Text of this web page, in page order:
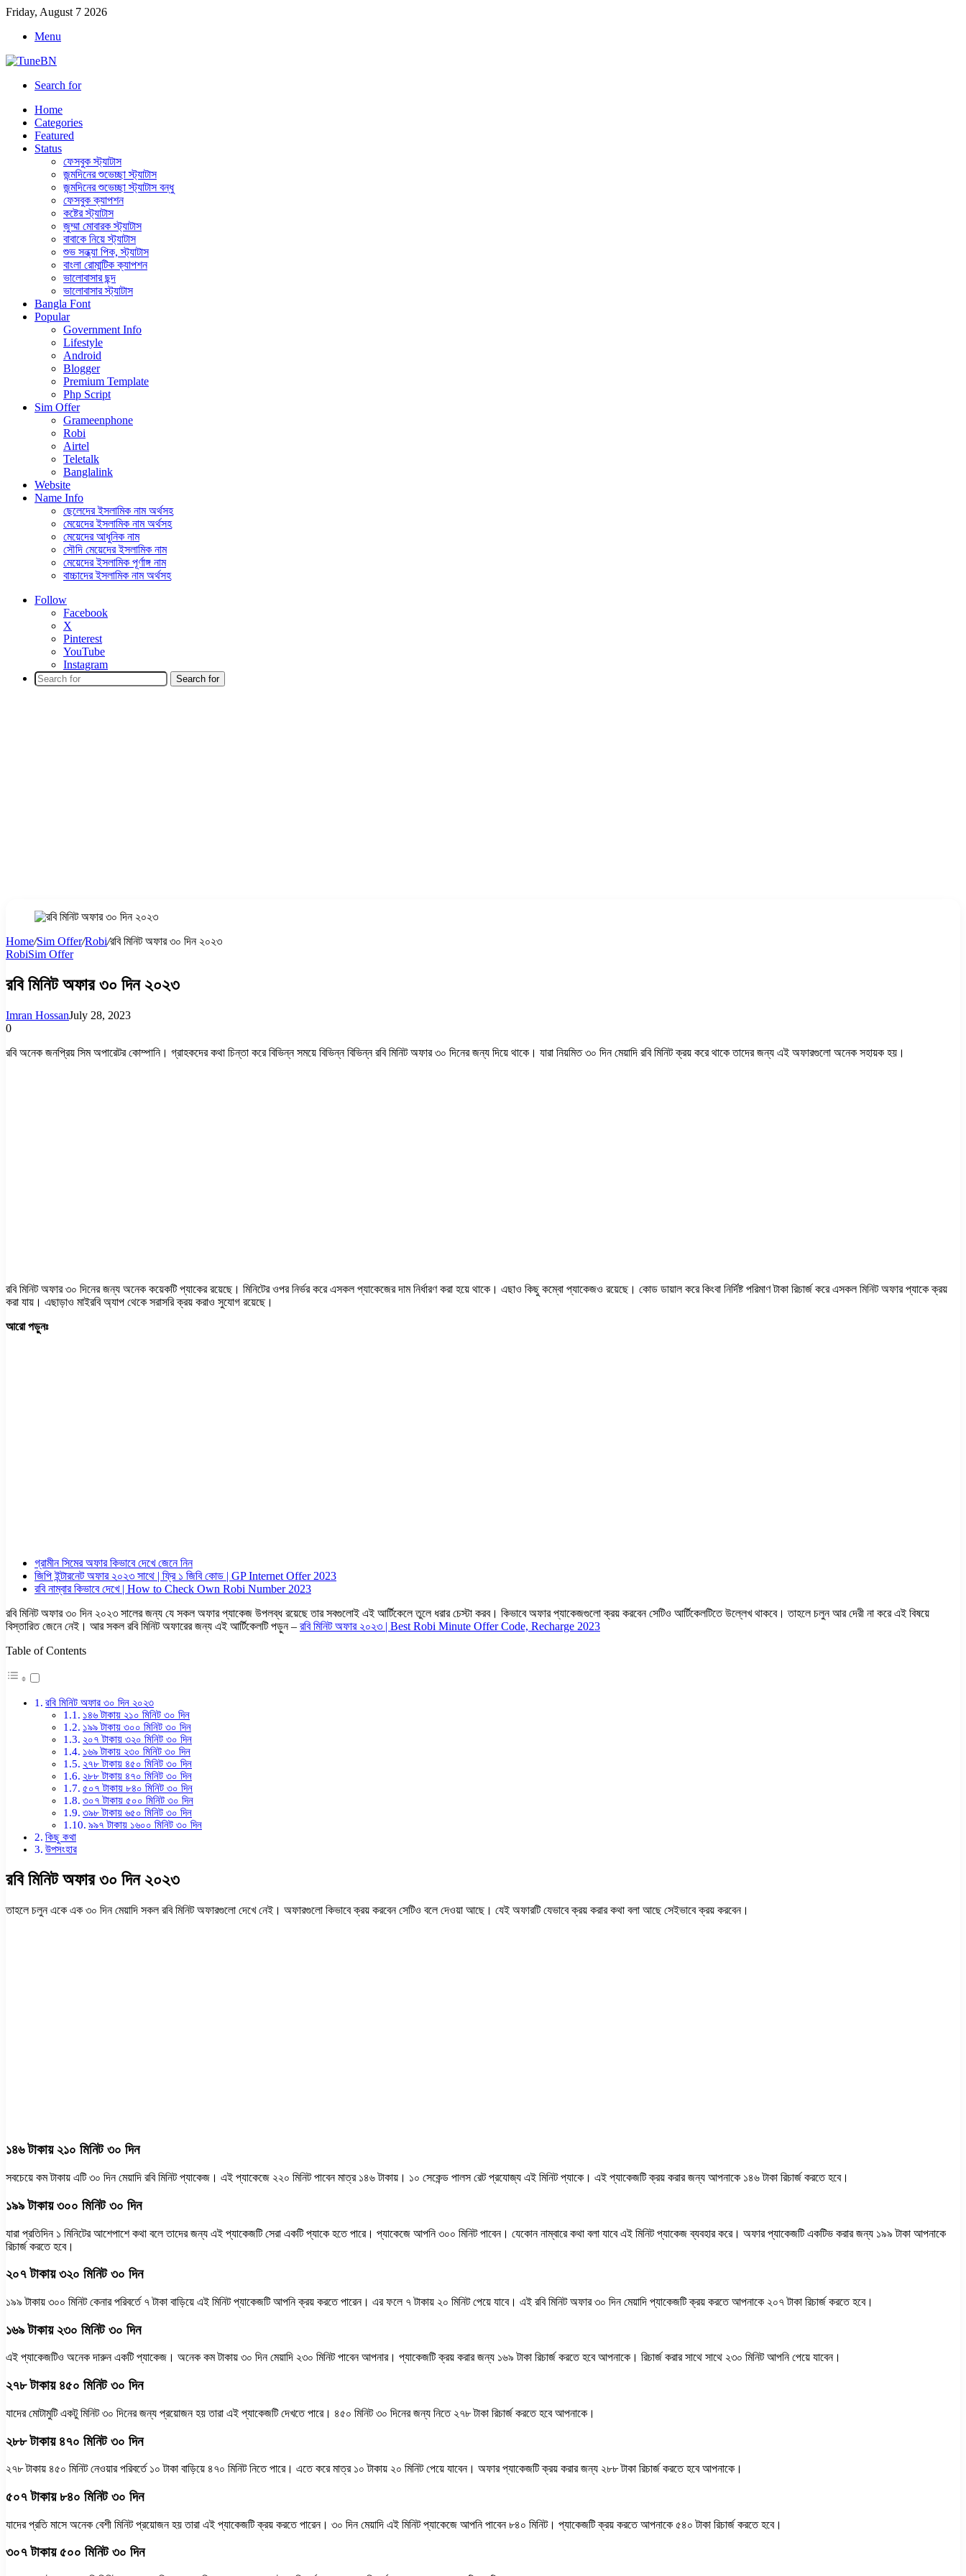
Friday, August 7 2026
Menu
Search for
Home
Categories
Featured
Status
ফেসবুক স্ট্যাটাস
জন্মদিনের শুভেচ্ছা স্ট্যাটাস
জন্মদিনের শুভেচ্ছা স্ট্যাটাস বন্ধু
ফেসবুক ক্যাপশন
কষ্টের স্ট্যাটাস
জুম্মা মোবারক স্ট্যাটাস
বাবাকে নিয়ে স্ট্যাটাস
শুভ সন্ধ্যা পিক, স্ট্যাটাস
বাংলা রোমান্টিক ক্যাপশন
ভালোবাসার ছন্দ
ভালোবাসার স্ট্যাটাস
Bangla Font
Popular
Government Info
Lifestyle
Android
Blogger
Premium Template
Php Script
Sim Offer
Grameenphone
Robi
Airtel
Teletalk
Banglalink
Website
Name Info
ছেলেদের ইসলামিক নাম অর্থসহ
মেয়েদের ইসলামিক নাম অর্থসহ
মেয়েদের আধুনিক নাম
সৌদি মেয়েদের ইসলামিক নাম
মেয়েদের ইসলামিক পূর্ণাঙ্গ নাম
বাচ্চাদের ইসলামিক নাম অর্থসহ
Follow
Facebook
X
Pinterest
YouTube
Instagram
Search for
Home/Sim Offer/Robi/রবি মিনিট অফার ৩০ দিন ২০২৩
RobiSim Offer
রবি মিনিট অফার ৩০ দিন ২০২৩
Imran HossanJuly 28, 2023
0
রবি অনেক জনপ্রিয় সিম অপারেটর কোম্পানি। গ্রাহকদের কথা চিন্তা করে বিভিন্ন সময়ে বিভিন্ন বিভিন্ন রবি মিনিট অফার ৩০ দিনের জন্য দিয়ে থাকে। যারা নিয়মিত ৩০ দিন মেয়াদি রবি মিনিট ক্রয় করে থাকে তাদের জন্য এই অফারগুলো অনেক সহায়ক হয়।
রবি মিনিট অফার ৩০ দিনের জন্য অনেক কয়েকটি প্যাকের রয়েছে। মিনিটের ওপর নির্ভর করে এসকল প্যাকেজের দাম নির্ধারণ করা হয়ে থাকে। এছাও কিছু কম্বো প্যাকেজও রয়েছে। কোড ডায়াল করে কিংবা নির্দিষ্ট পরিমাণ টাকা রিচার্জ করে এসকল মিনিট অফার প্যাকে ক্রয়
করা যায়। এছাড়াও মাইরবি অ্যাপ থেকে সরাসরি ক্রয় করাও সুযোগ রয়েছে।
আরো পড়ুনঃ
গ্রামীন সিমের অফার কিভাবে দেখে জেনে নিন
জিপি ইন্টারনেট অফার ২০২৩ সাথে | ফ্রি ১ জিবি কোড | GP Internet Offer 2023
রবি নাম্বার কিভাবে দেখে | How to Check Own Robi Number 2023
রবি মিনিট অফার ৩০ দিন ২০২৩ সালের জন্য যে সকল অফার প্যাকেজ উপলব্ধ রয়েছে তার সবগুলোই এই আর্টিকেলে তুলে ধরার চেস্টা করব। কিভাবে অফার প্যাকেজগুলো ক্রয় করবেন সেটিও আর্টিকেলটিতে উল্লেখ থাকবে। তাহলে চলুন আর দেরী না করে এই বিষয়ে
বিস্তারিত জেনে নেই। আর সকল রবি মিনিট অফারের জন্য এই আর্টিকেলটি পড়ুন – রবি মিনিট অফার ২০২৩ | Best Robi Minute Offer Code, Recharge 2023
Table of Contents
রবি মিনিট অফার ৩০ দিন ২০২৩
১৪৬ টাকায় ২১০ মিনিট ৩০ দিন
১৯৯ টাকায় ৩০০ মিনিট ৩০ দিন
২০৭ টাকায় ৩২০ মিনিট ৩০ দিন
১৬৯ টাকায় ২৩০ মিনিট ৩০ দিন
২৭৮ টাকায় ৪৫০ মিনিট ৩০ দিন
২৮৮ টাকায় ৪৭০ মিনিট ৩০ দিন
৫০৭ টাকায় ৮৪০ মিনিট ৩০ দিন
৩০৭ টাকায় ৫০০ মিনিট ৩০ দিন
৩৯৮ টাকায় ৬৫০ মিনিট ৩০ দিন
৯৯৭ টাকায় ১৬০০ মিনিট ৩০ দিন
কিছু কথা
উপসংহার
রবি মিনিট অফার ৩০ দিন ২০২৩
তাহলে চলুন একে এক ৩০ দিন মেয়াদি সকল রবি মিনিট অফারগুলো দেখে নেই। অফারগুলো কিভাবে ক্রয় করবেন সেটিও বলে দেওয়া আছে। যেই অফারটি যেভাবে ক্রয় করার কথা বলা আছে সেইভাবে ক্রয় করবেন।
১৪৬ টাকায় ২১০ মিনিট ৩০ দিন
সবচেয়ে কম টাকায় এটি ৩০ দিন মেয়াদি রবি মিনিট প্যাকেজ। এই প্যাকেজে ২২০ মিনিট পাবেন মাত্র ১৪৬ টাকায়। ১০ সেকেন্ড পালস রেট প্রযোজ্য এই মিনিট প্যাকে। এই প্যাকেজটি ক্রয় করার জন্য আপনাকে ১৪৬ টাকা রিচার্জ করতে হবে।
১৯৯ টাকায় ৩০০ মিনিট ৩০ দিন
যারা প্রতিদিন ১ মিনিটের আশেপাশে কথা বলে তাদের জন্য এই প্যাকেজটি সেরা একটি প্যাকে হতে পারে। প্যাকেজে আপনি ৩০০ মিনিট পাবেন। যেকোন নাম্বারে কথা বলা যাবে এই মিনিট প্যাকেজ ব্যবহার করে। অফার প্যাকেজটি একটিভ করার জন্য ১৯৯ টাকা আপনাকে
রিচার্জ করতে হবে।
২০৭ টাকায় ৩২০ মিনিট ৩০ দিন
১৯৯ টাকায় ৩০০ মিনিট কেনার পরিবর্তে ৭ টাকা বাড়িয়ে এই মিনিট প্যাকেজটি আপনি ক্রয় করতে পারেন। এর ফলে ৭ টাকায় ২০ মিনিট পেয়ে যাবে। এই রবি মিনিট অফার ৩০ দিন মেয়াদি প্যাকেজটি ক্রয় করতে আপনাকে ২০৭ টাকা রিচার্জ করতে হবে।
১৬৯ টাকায় ২৩০ মিনিট ৩০ দিন
এই প্যাকেজটিও অনেক দারুন একটি প্যাকেজ। অনেক কম টাকায় ৩০ দিন মেয়াদি ২৩০ মিনিট পাবেন আপনার। প্যাকেজটি ক্রয় করার জন্য ১৬৯ টাকা রিচার্জ করতে হবে আপনাকে। রিচার্জ করার সাথে সাথে ২৩০ মিনিট আপনি পেয়ে যাবেন।
২৭৮ টাকায় ৪৫০ মিনিট ৩০ দিন
যাদের মোটামুটি একটু মিনিট ৩০ দিনের জন্য প্রয়োজন হয় তারা এই প্যাকেজটি দেখতে পারে। ৪৫০ মিনিট ৩০ দিনের জন্য নিতে ২৭৮ টাকা রিচার্জ করতে হবে আপনাকে।
২৮৮ টাকায় ৪৭০ মিনিট ৩০ দিন
২৭৮ টাকায় ৪৫০ মিনিট নেওয়ার পরিবর্তে ১০ টাকা বাড়িয়ে ৪৭০ মিনিট নিতে পারে। এতে করে মাত্র ১০ টাকায় ২০ মিনিট পেয়ে যাবেন। অফার প্যাকেজটি ক্রয় করার জন্য ২৮৮ টাকা রিচার্জ করতে হবে আপনাকে।
৫০৭ টাকায় ৮৪০ মিনিট ৩০ দিন
যাদের প্রতি মাসে অনেক বেশী মিনিট প্রয়োজন হয় তারা এই প্যাকেজটি ক্রয় করতে পারেন। ৩০ দিন মেয়াদি এই মিনিট প্যাকেজে আপনি পাবেন ৮৪০ মিনিট। প্যাকেজটি ক্রয় করতে আপনাকে ৫৪০ টাকা রিচার্জ করতে হবে।
৩০৭ টাকায় ৫০০ মিনিট ৩০ দিন